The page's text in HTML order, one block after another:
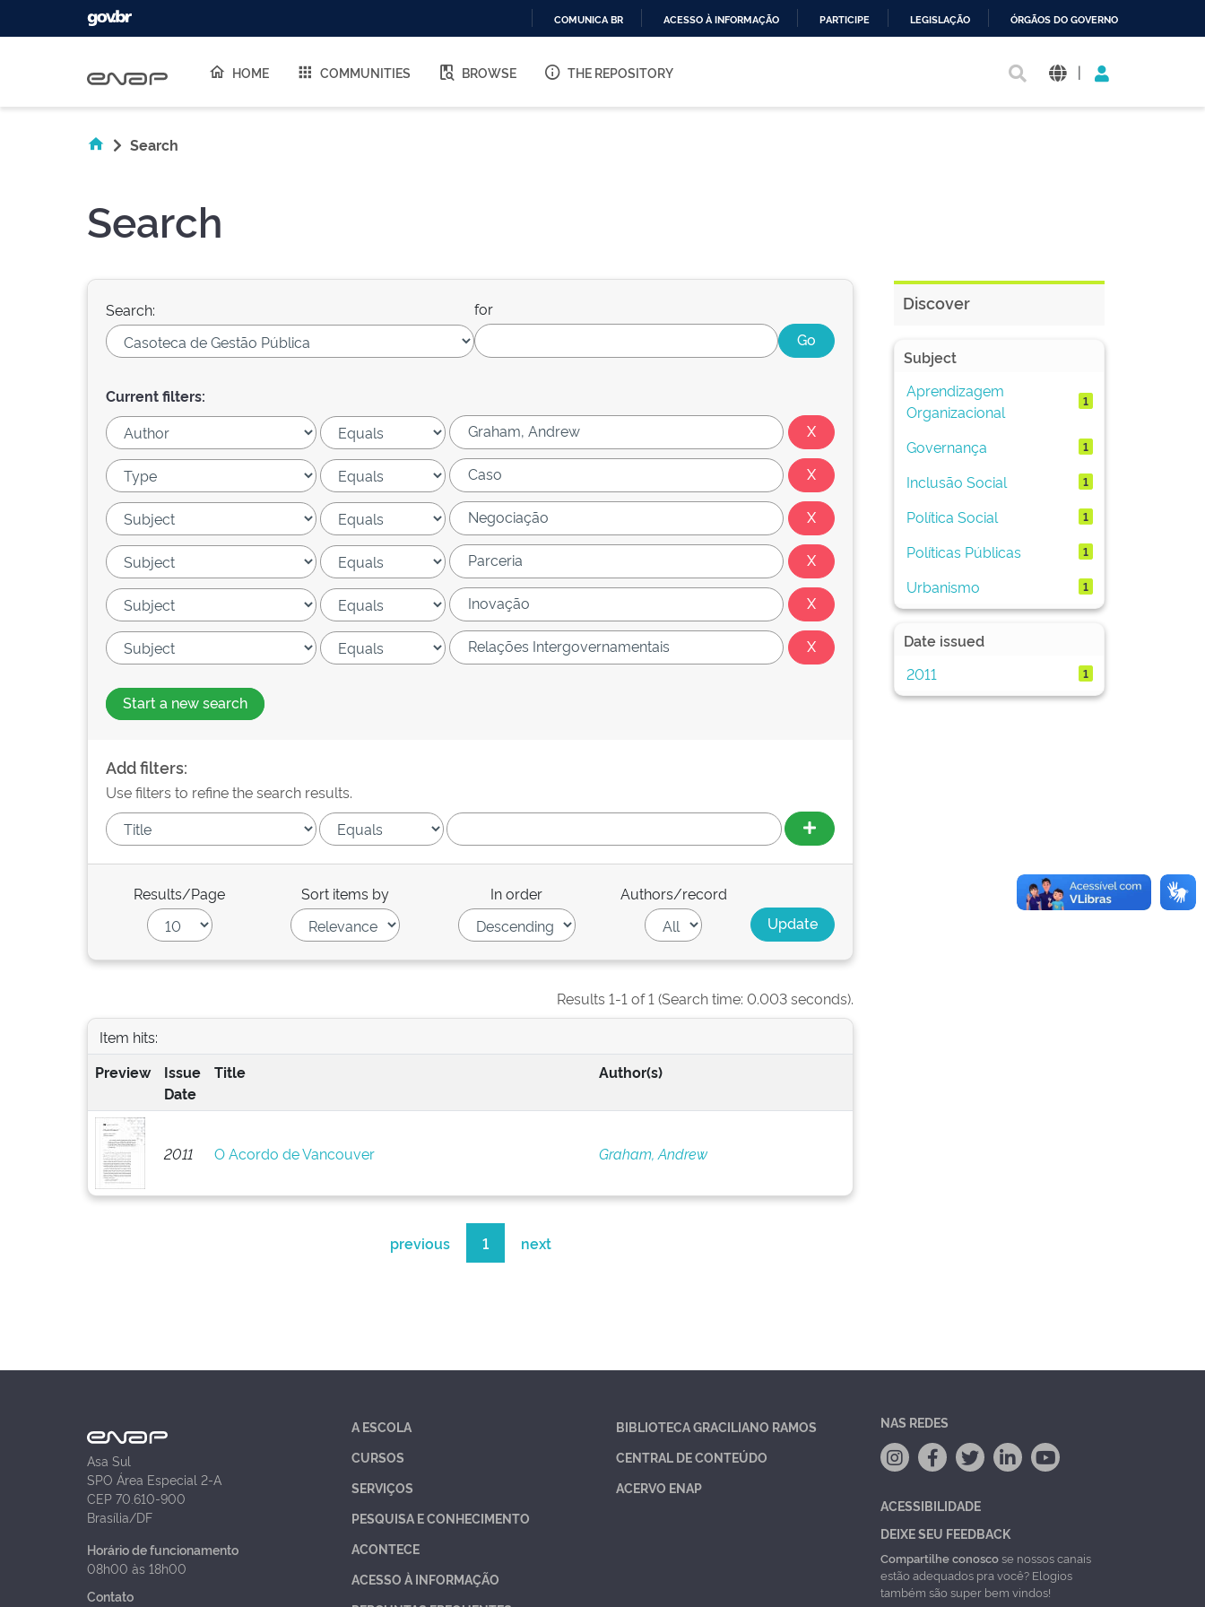
O
COMUNICA BR ACESSO À INFORMAÇÃO PARTICIPE LEGISLAÇÃO ÓRGÃOS DO GOVERNO
HOME COMMUNITIES BROWSE THE REPOSITORY |
Search
Search
Search: for
Current filters:
Start a new search
Add filters:
Use filters to refine the search results.
Results/Page Sort items by In order Authors/record
Results 1-1 of 1 (Search time: 0.003 seconds).
Item hits:
Preview
Issue
Date
Title Author(s)
2011 O Acordo de Vancouver Graham, Andrew
previous 1 next
Discover
Subject
Aprendizagem
Organizacional
1
Governança 1
Inclusão Social 1
Política Social 1
Políticas Públicas 1
Urbanismo 1
Date issued
2011
1
Asa Sul
SPO Área Especial 2-A
CEP 70.610-900
Brasília/DF
Horário de funcionamento
08h00 às 18h00
Contato
A ESCOLA
CURSOS
SERVIÇOS
PESQUISA E CONHECIMENTO
ACONTECE
ACESSO À INFORMAÇÃO
BIBLIOTECA GRACILIANO RAMOS
CENTRAL DE CONTEÚDO
ACERVO ENAP
NAS REDES
ACESSIBILIDADE
DEIXE SEU FEEDBACK
Compartilhe conoscose nossos canais
estão adequados pra você? Elogios
também são super bem vindos!